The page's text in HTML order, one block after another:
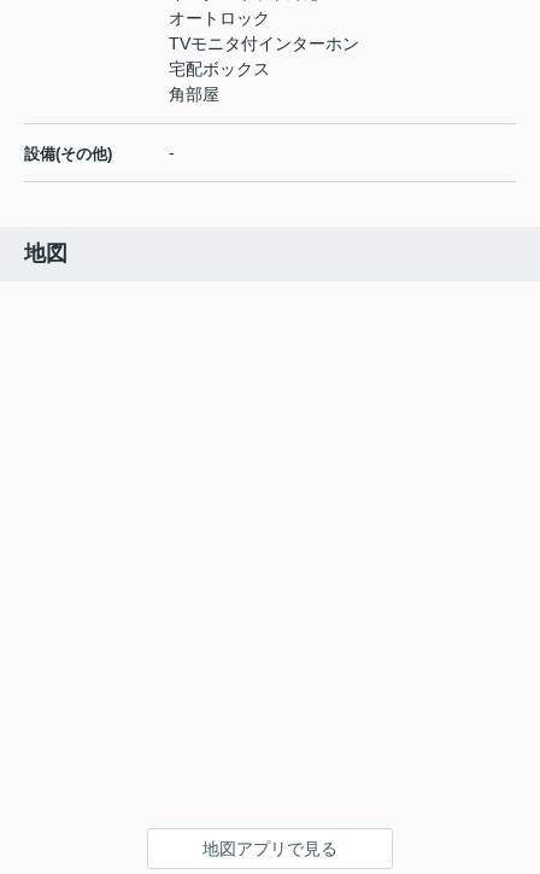
オートロック
TVモニタ付インターホン
宅配ボックス
角部屋
設備(その他) -
地図
地図アプリで見る